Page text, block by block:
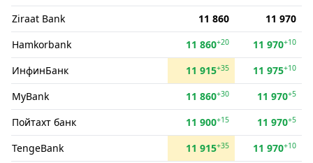
Ziraat Bank 11 860
11 970
Hamkorbank
11 860+20 11 970+10
ИнфинБанк 11 915+35 11 975+10
MyBank 11 860+30 11 970+5
Пойтахт банк 11 900+15 11 970+5
TengeBank 11 915+35 11 970+10